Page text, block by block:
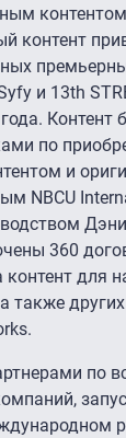
контент
и 13th
Контент
по
и
NBCU
360
контент для
также
по